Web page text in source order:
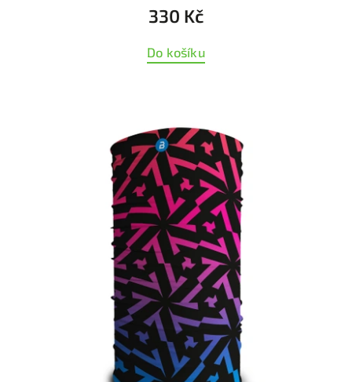
330 Kč
Do košíku